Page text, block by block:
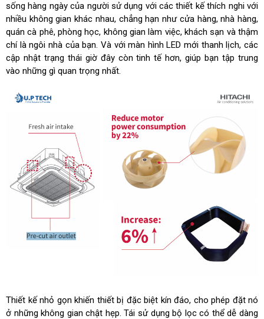
sống hàng ngày của người sử dụng với các thiết kế thích nghi với
nhiều không gian khác nhau, chẳng hạn như cửa hàng, nhà hàng,
quán cà phê, phòng học, không gian làm việc, khách sạn và thậm
chí là ngôi nhà của bạn. Và với màn hình LED mới thanh lịch, các
cập nhật trạng thái giờ đây còn tinh tế hơn, giúp bạn tập trung
vào những gì quan trọng nhất.
Thiết kế nhỏ gọn khiến thiết bị đặc biệt kín đáo, cho phép đặt nó
ở những không gian chật hẹp. Tái sử dụng bộ lọc có thể dễ dàng